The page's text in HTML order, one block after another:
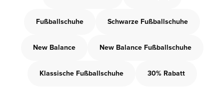
Fußballschuhe Schwarze Fußballschuhe
New Balance New Balance Fußballschuhe
Klassische Fußballschuhe 30% Rabatt